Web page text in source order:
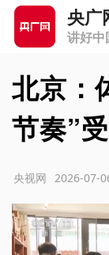
央广
讲好中
北京：
节奏”
2026-07-
央视网